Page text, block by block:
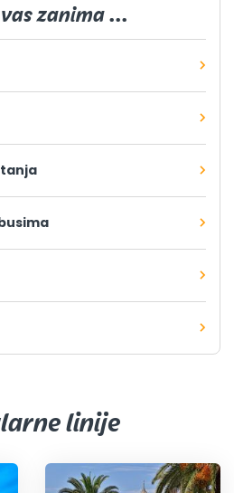
zanima ...
linije